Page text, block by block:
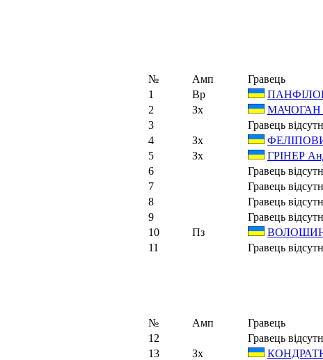
№ Амп
Гравець
1 Вр
2 Зх
МАЧОГАН
3
Гравець
4 Зх
5 Зх
ГРІНЕР
6
Гравець
7
Гравець
8
Гравець
9
Гравець
10 Пз
ВОЛОШИН
11 Гравець
№ Амп
Гравець
12
Гравець
13 Зх